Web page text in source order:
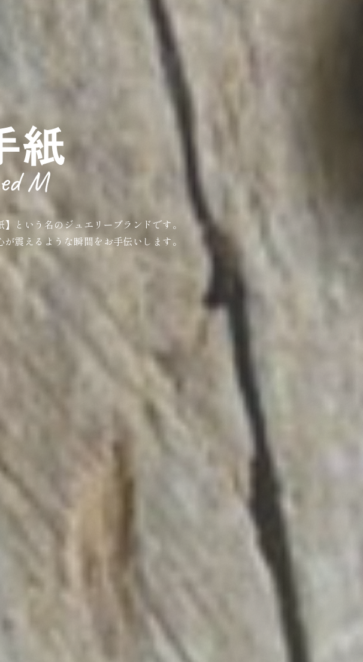
という名のジュエリーブランドです。
震えるような瞬間をお手伝いします。